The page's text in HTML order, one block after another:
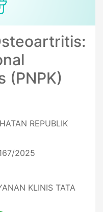
(PNPK)
REPUBLIK
2025
KLINIS TATA